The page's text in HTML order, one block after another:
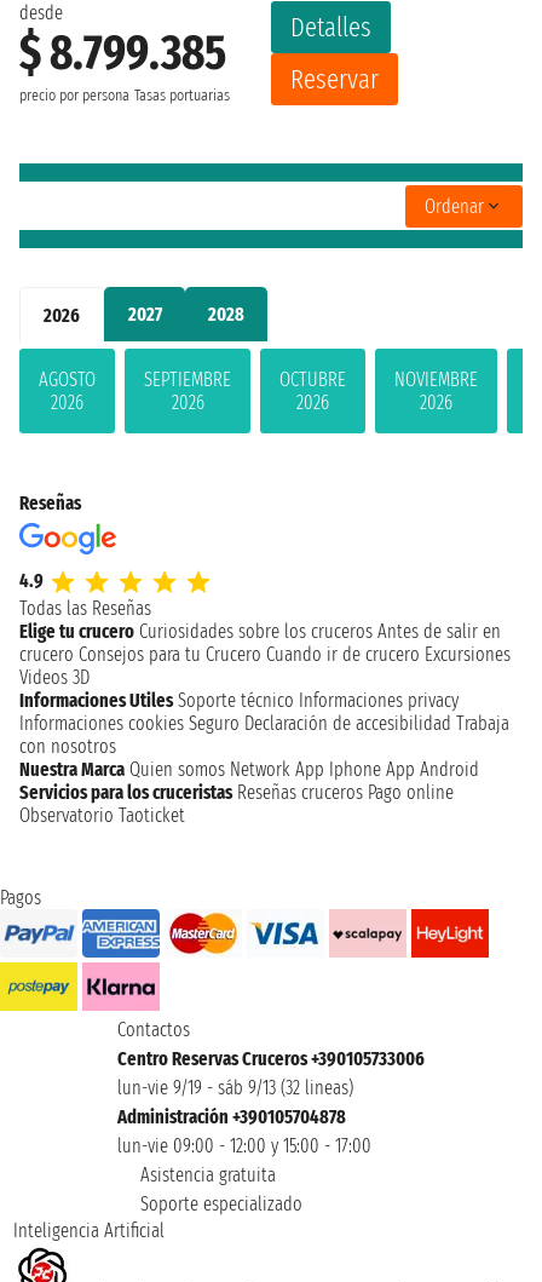
2026 2027 2028
AGOSTO
2026
SEPTIEMBRE
2026
OCTUBRE
2026
NOVIEMBRE
2026
desde
$ 8.799.385
precio por persona Tasas portuarias
Detalles
Reservar
Ordenar
Reseñas
4.9
Todas las Reseñas
Elige tu crucero Curiosidades sobre los cruceros Antes de salir en
crucero Consejos para tu Crucero Cuando ir de crucero Excursiones
Videos 3D
Informaciones Utiles Soporte técnico Informaciones privacy
Informaciones cookies Seguro Declaración de accesibilidad Trabaja
con nosotros
Nuestra Marca Quien somos Network App Iphone App Android
Servicios para los cruceristas Reseñas cruceros Pago online
Observatorio Taoticket
Pagos
Contactos
Centro Reservas Cruceros +390105733006
lun-vie 9/19 - sáb 9/13 (32 lineas)
Administración +390105704878
lun-vie 09:00 - 12:00 y 15:00 - 17:00
Asistencia gratuita
Soporte especializado
Inteligencia Artificial